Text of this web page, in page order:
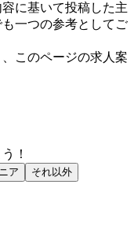
に基いて投稿した主
一つの参考としてご
このページの求人案
！
ア
それ以外